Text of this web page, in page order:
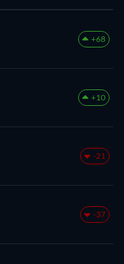
+68
+10
-21
-37